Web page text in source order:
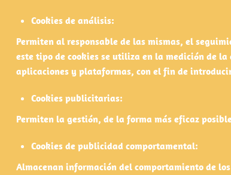
Cookies de análisis:
Permiten al responsable de las mismas, el
este tipo de cookies se utiliza en la medición de
aplicaciones y plataformas, con el fin de
Cookies publicitarias:
Permiten la gestión, de la forma más eficaz
Cookies de publicidad comportamental:
Almacenan información del comportamiento de